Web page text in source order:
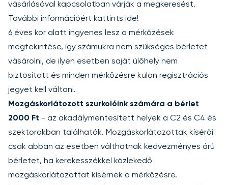
vásárlásával kapcsolatban várják a megkeresést.
További információért kattints ide!
6 éves kor alatt ingyenes lesz a mérkőzések
megtekintése, így számukra nem szükséges bérletet
vásárolni, de ilyen esetben saját ülőhely nem
biztosított és minden mérkőzésre külön regisztrációs
jegyet kell váltani.
Mozgáskorlátozott szurkolóink számára a bérlet
2000 Ft - az akadálymentesített helyek a C2 és C4 és
szektorokban találhatók. Mozgáskorlátozottak kísérői
csak abban az esetben válthatnak kedvezményes árú
bérletet, ha kerekesszékkel közlekedő
mozgáskorlátozottat kísérnek a mérkőzésre.